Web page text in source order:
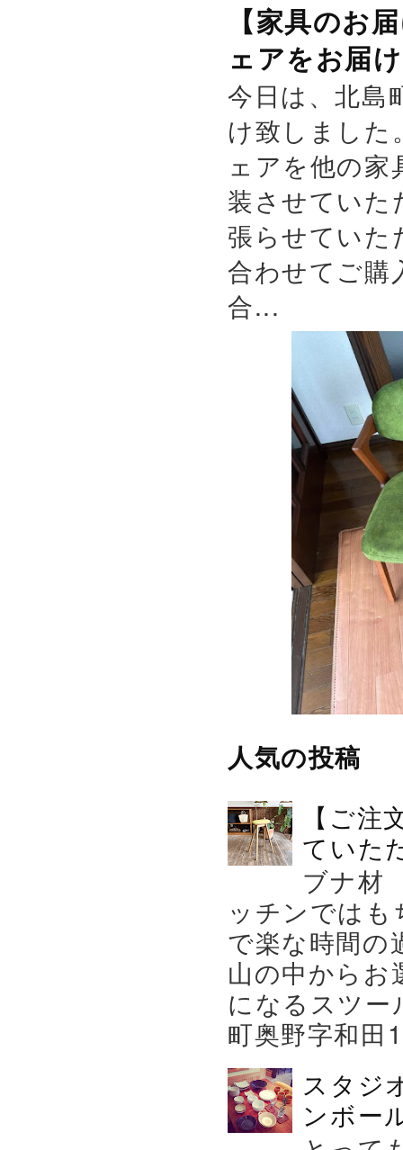
【家具のお
ェアをお届
今日は、北島
け致しまし
ェアを他の
装させていた
張らせていた
合わせてご購
合...
人気の投稿
【ご
ていた
ブナ材
ッチンでは
で楽な時間の
山の中から
になるスツー
町奥野字和
スタジ
ンボー